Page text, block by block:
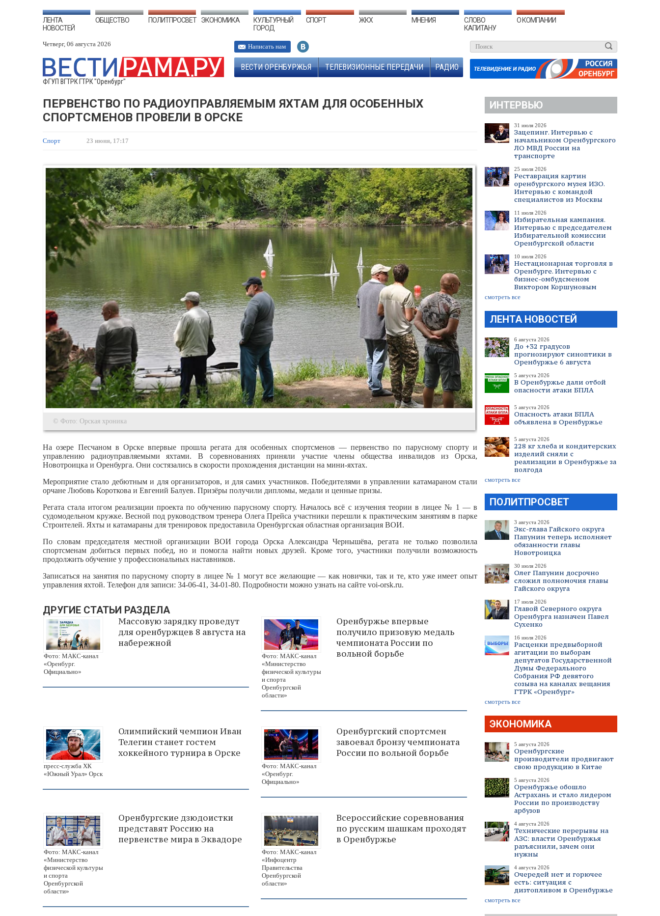
ЛЕНТА
НОВОСТЕЙ
ОБЩЕСТВО ПОЛИТПРОСВЕТ ЭКОНОМИКА
КУЛЬТУРНЫЙ
ГОРОД
СПОРТ ЖКХ МНЕНИЯ
СЛОВО
КАПИТАНУ
О КОМПАНИИ
Четверг, 06 августа 2026
ФГУП ВГТРК ГТРК "Оренбург"
Написать нам
ВЕСТИ ОРЕНБУРЖЬЯ ТЕЛЕВИЗИОННЫЕ ПЕРЕДАЧИ РАДИО
ИНТЕРВЬЮ
31 июля 2026
Зацепинг. Интервью с
начальником Оренбургского
ЛО МВД России на
транспорте
25 июля 2026
Реставрация картин
оренбургского музея ИЗО.
Интервью с командой
специалистов из Москвы
11 июля 2026
Избирательная кампания.
Интервью с председателем
Избирательной комиссии
Оренбургской области
10 июля 2026
Нестационарная торговля в
Оренбурге. Интервью с
бизнес-омбудсменом
Виктором Коршуновым
смотреть все
ЛЕНТА НОВОСТЕЙ
6 августа 2026
До +32 градусов
прогнозируют синоптики в
Оренбуржье 6 августа
5 августа 2026
В Оренбуржье дали отбой
опасности атаки БПЛА
5 августа 2026
Опасность атаки БПЛА
объявлена в Оренбуржье
5 августа 2026
228 кг хлеба и кондитерских
изделий сняли с
реализации в Оренбуржье за
полгода
смотреть все
ПОЛИТПРОСВЕТ
3 августа 2026
Экс-глава Гайского округа
Папунин теперь исполняет
обязанности главы
Новотроицка
30 июля 2026
Олег Папунин досрочно
сложил полномочия главы
Гайского округа
17 июля 2026
Главой Северного округа
Оренбурга назначен Павел
Сухенко
16 июля 2026
Расценки предвыборной
агитации по выборам
депутатов Государственной
Думы Федерального
Собрания РФ девятого
созыва на каналах вещания
ГТРК «Оренбург»
смотреть все
ЭКОНОМИКА
5 августа 2026
Оренбургские
производители продвигают
свою продукцию в Китае
5 августа 2026
Оренбуржье обошло
Астрахань и стало лидером
России по производству
арбузов
4 августа 2026
Технические перерывы на
АЗС: власти Оренбуржья
разъяснили, зачем они
нужны
4 августа 2026
Очередей нет и горючее
есть: ситуация с
дизтопливом в Оренбуржье
смотреть все
ПЕРВЕНСТВО ПО РАДИОУПРАВЛЯЕМЫМ ЯХТАМ ДЛЯ ОСОБЕННЫХ
СПОРТСМЕНОВ ПРОВЕЛИ В ОРСКЕ
Спорт 23 июня, 17:17
© Фото: Орская хроника
На озере Песчаном в Орске впервые прошла регата для особенных спортсменов — первенство по парусному спорту и
управлению радиоуправляемыми яхтами. В соревнованиях приняли участие члены общества инвалидов из Орска,
Новотроицка и Оренбурга. Они состязались в скорости прохождения дистанции на мини‑яхтах.
Мероприятие стало дебютным и для организаторов, и для самих участников. Победителями в управлении катамараном стали
орчане Любовь Короткова и Евгений Балуев. Призёры получили дипломы, медали и ценные призы.
Регата стала итогом реализации проекта по обучению парусному спорту. Началось всё с изучения теории в лицее № 1 — в
судомодельном кружке. Весной под руководством тренера Олега Прейса участники перешли к практическим занятиям в парке
Строителей. Яхты и катамараны для тренировок предоставила Оренбургская областная организация ВОИ.
По словам председателя местной организации ВОИ города Орска Александра Чернышёва, регата не только позволила
спортсменам добиться первых побед, но и помогла найти новых друзей. Кроме того, участники получили возможность
продолжить обучение у профессиональных наставников.
Записаться на занятия по парусному спорту в лицее № 1 могут все желающие — как новички, так и те, кто уже имеет опыт
управления яхтой. Телефон для записи: 34‑06‑41, 34‑01‑80. Подробности можно узнать на сайте voi-orsk.ru.
ДРУГИЕ СТАТЬИ РАЗДЕЛА
Фото: МАКС-канал
«Оренбург.
Официально»
Массовую зарядку проведут
для оренбуржцев 8 августа на
набережной
Фото: МАКС-канал
«Министерство
физической культуры
и спорта
Оренбургской
области»
Оренбуржье впервые
получило призовую медаль
чемпионата России по
вольной борьбе
пресс-служба ХК
«Южный Урал» Орск
Олимпийский чемпион Иван
Телегин станет гостем
хоккейного турнира в Орске
Фото: МАКС-канал
«Оренбург.
Официально»
Оренбургский спортсмен
завоевал бронзу чемпионата
России по вольной борьбе
Фото: МАКС-канал
«Министерство
физической культуры
и спорта
Оренбургской
области»
Оренбургские дзюдоистки
представят Россию на
первенстве мира в Эквадоре
Фото: МАКС-канал
«Инфоцентр
Правительства
Оренбургской
области»
Всероссийские соревнования
по русским шашкам проходят
в Оренбуржье